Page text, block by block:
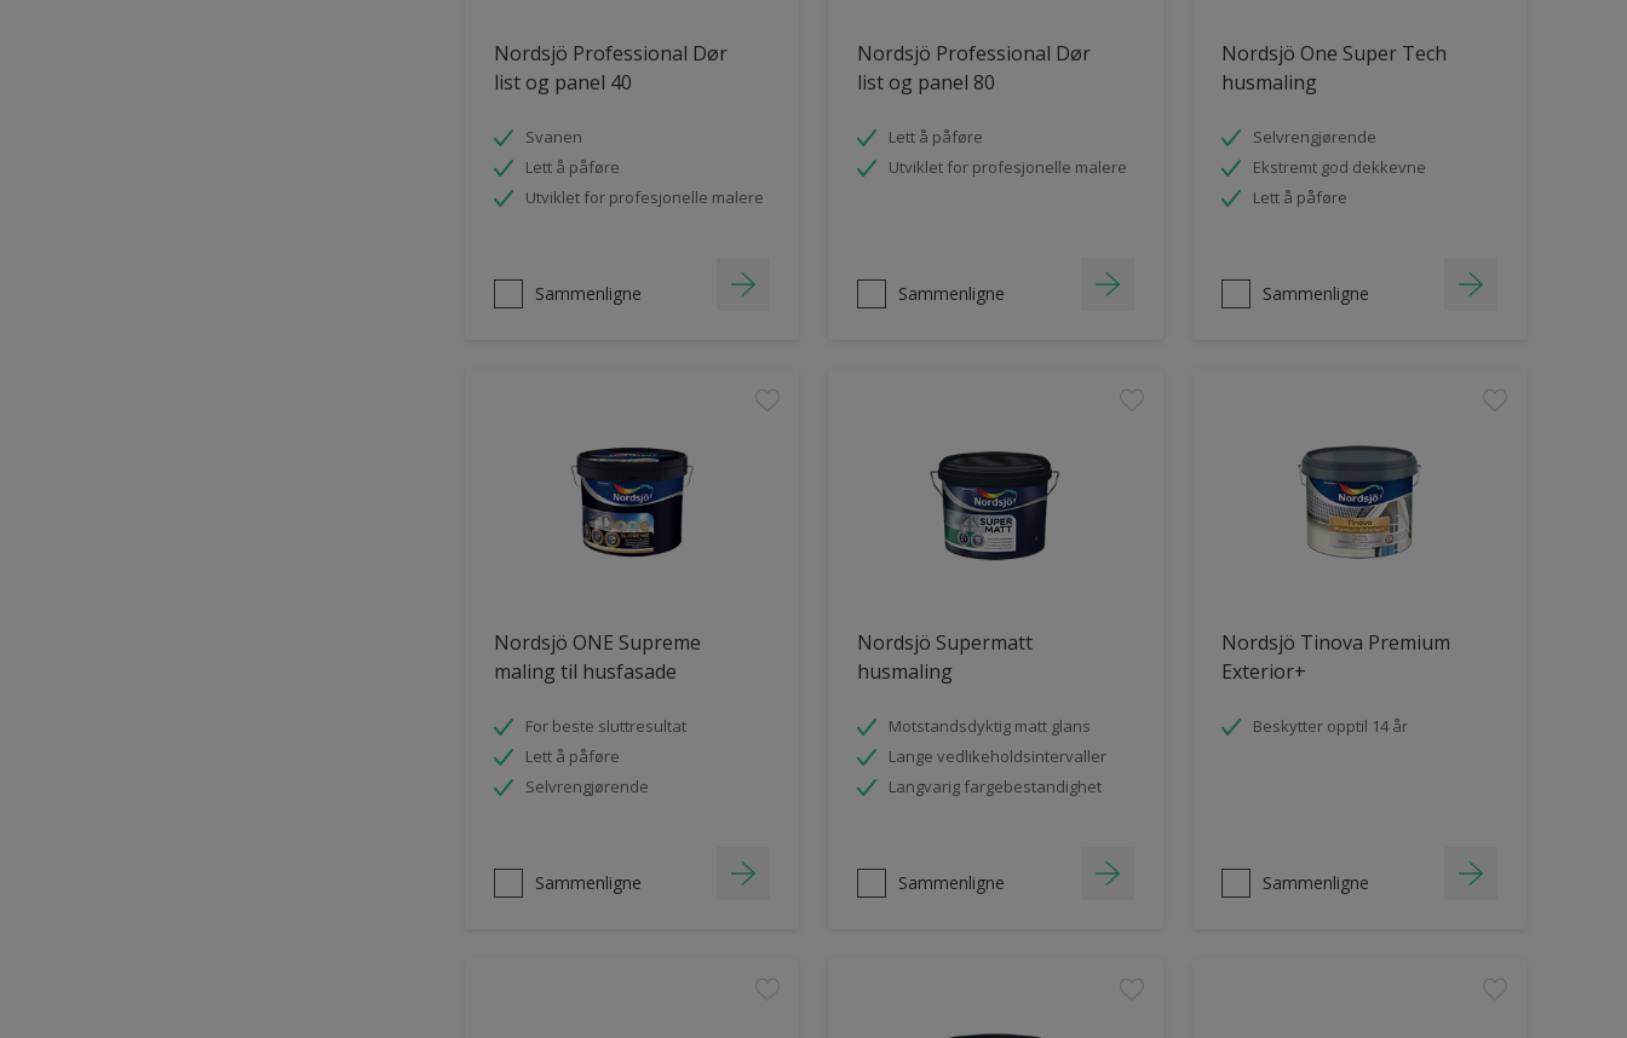
Nordsjö Professional Dør
list og panel 40
Svanen
Lett å påføre
Utviklet for profesjonelle malere
Sammenligne
Nordsjö Professional Dør
list og panel 80
Lett å påføre
Utviklet for profesjonelle malere
Sammenligne
Nordsjö One Super Tech
husmaling
Selvrengjørende
Ekstremt god dekkevne
Lett å påføre
Sammenligne
Nordsjö ONE Supreme
maling til husfasade
For beste sluttresultat
Lett å påføre
Selvrengjørende
Sammenligne
Nordsjö Supermatt
husmaling
Motstandsdyktig matt glans
Lange vedlikeholdsintervaller
Langvarig fargebestandighet
Sammenligne
Nordsjö Tinova Premium
Exterior+
Beskytter opptil 14 år
Sammenligne